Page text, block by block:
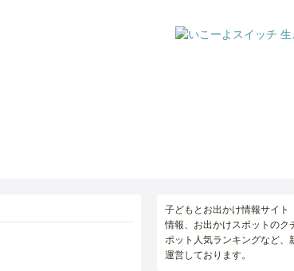
子どもとお出かけ情報サイト
情報、お出かけスポットのク
ポット人気ランキングなど、
運営しております。